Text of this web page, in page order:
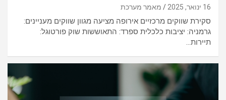
16 ינואר, 2025 מאמר מערכת
סקירת שווקים מרכזיים אירופה מציעה מגוון שווקים מעניינים:
גרמניה: יציבות כלכלית ספרד: התאוששות שוק פורטוגל:
תיירות…